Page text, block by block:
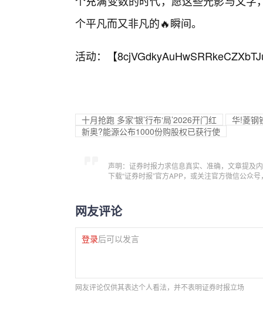
个平凡而又非凡的🔥瞬间。
活动：【
十月抢跑 多家‘银’行布‘局’2026开门红
华!菱钢
新奥?能源公布1000份购股权已获行使
声明：证券时报力求信息真实、准确，文章提及
下载“证券时报”官方APP，或关注官方微信公众
网友评论
登录后可以发言
网友评论仅供其表达个人看法，并不表明证券时报立场